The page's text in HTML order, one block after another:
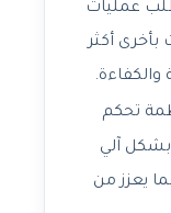
عمليات
بأخرى أكثر
والكفاءة.
تحكم
بشكل آلي
يعزز من